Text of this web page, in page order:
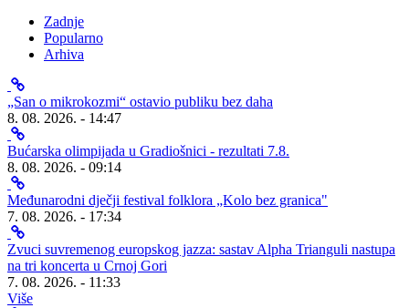
Zadnje
Popularno
Arhiva
„San o mikrokozmi“ ostavio publiku bez daha
8. 08. 2026. - 14:47
Bućarska olimpijada u Gradiošnici - rezultati 7.8.
8. 08. 2026. - 09:14
Međunarodni dječji festival folklora „Kolo bez granica"
7. 08. 2026. - 17:34
Zvuci suvremenog europskog jazza: sastav Alpha Trianguli nastupa
na tri koncerta u Crnoj Gori
7. 08. 2026. - 11:33
Više